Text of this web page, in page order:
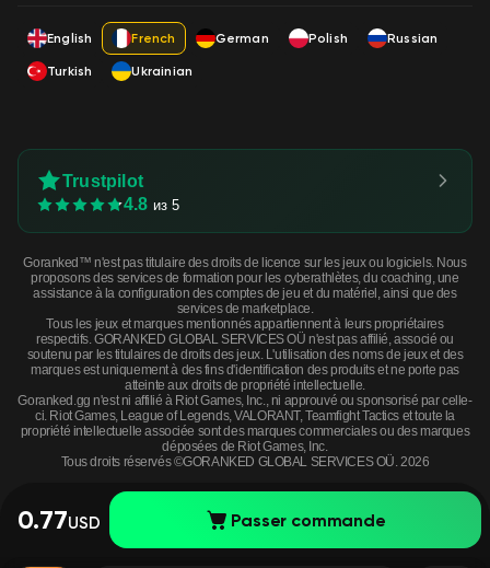
0.77USD Passer commande
English French German Polish
Russian
Turkish
Ukrainian
Trustpilot
4.8 из 5
Goranked™ n'est pas titulaire des droits de licence sur les jeux ou logiciels. Nous
proposons des services de formation pour les cyberathlètes, du coaching, une
assistance à la configuration des comptes de jeu et du matériel, ainsi que des
services de marketplace.
Tous les jeux et marques mentionnés appartiennent à leurs propriétaires
respectifs. GORANKED GLOBAL SERVICES OÜ n'est pas affilié, associé ou
soutenu par les titulaires de droits des jeux. L'utilisation des noms de jeux et des
marques est uniquement à des fins d'identification des produits et ne porte pas
atteinte aux droits de propriété intellectuelle.
Goranked.gg n'est ni affilié à Riot Games, Inc., ni approuvé ou sponsorisé par celle-
ci. Riot Games, League of Legends, VALORANT, Teamfight Tactics et toute la
propriété intellectuelle associée sont des marques commerciales ou des marques
déposées de Riot Games, Inc.
Tous droits réservés ©GORANKED GLOBAL SERVICES OÜ. 2026